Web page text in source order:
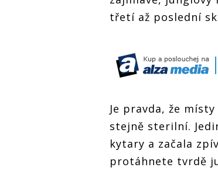
třetí až poslední
Je pravda, že
stejně sterilní.
kytary a začala
protáhnete tvrdě